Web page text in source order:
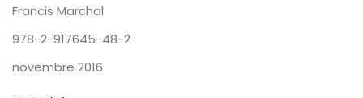
Francis Marchal
978-2-917645-48-2
novembre 2016